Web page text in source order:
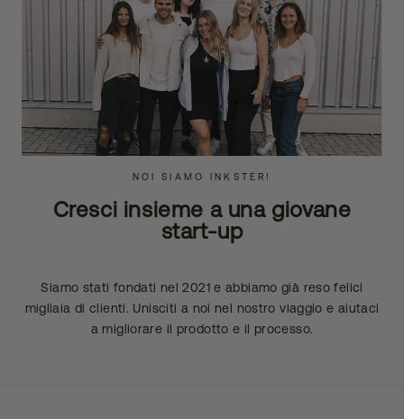
NOI SIAMO INKSTER!
Cresci insieme a una giovane
start-up
Siamo stati fondati nel 2021 e abbiamo già reso felici
migliaia di clienti. Unisciti a noi nel nostro viaggio e aiutaci
a migliorare il prodotto e il processo.